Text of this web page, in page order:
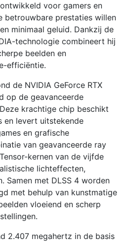
voor gamers en
betrouwbare prestaties willen
minimaal geluid. Dankzij de
technologie combineert hij
beelden en
efficiëntie.
de NVIDIA GeForce RTX
op de geavanceerde
krachtige chip beschikt
en levert uitstekende
en grafische
van geavanceerde ray
kernen van de vijfde
lichteffecten,
Samen met DLSS 4 worden
met behulp van kunstmatige
vloeiend en scherp
2.407 megahertz in de basis